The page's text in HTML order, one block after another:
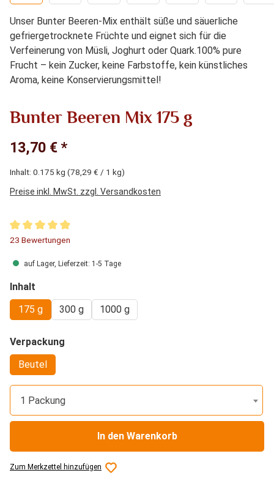
Unser Bunter Beeren-Mix enthält süße und säuerliche
gefriergetrocknete Früchte und eignet sich für die
Verfeinerung von Müsli, Joghurt oder Quark.100% pure
Frucht – kein Zucker, keine Farbstoffe, kein künstliches
Aroma, keine Konservierungsmittel!
Bunter Beeren Mix 175 g
13,70 € *
Inhalt: 0.175 kg (78,29 € / 1 kg)
Preise inkl. MwSt. zzgl. Versandkosten
Durchschnittliche Bewertung von 4.91 von 5 Sternen
23 Bewertungen
auf Lager, Lieferzeit: 1-5 Tage
Inhalt
175 g
300 g 1000 g
Verpackung
Beutel
1 Packung
In den Warenkorb
Zum Merkzettel hinzufügen